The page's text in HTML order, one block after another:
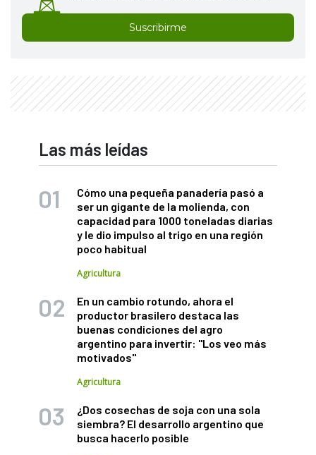
Suscribirme
Las más leídas
Cómo una pequeña panadería pasó a
ser un gigante de la molienda, con
capacidad para 1000 toneladas diarias
y le dio impulso al trigo en una región
poco habitual
Agricultura
En un cambio rotundo, ahora el
productor brasilero destaca las
buenas condiciones del agro
argentino para invertir: "Los veo más
motivados"
Agricultura
¿Dos cosechas de soja con una sola
siembra? El desarrollo argentino que
busca hacerlo posible